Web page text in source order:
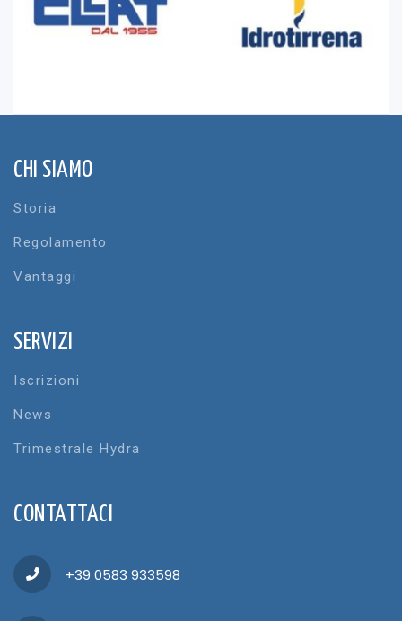
CHI SIAMO
Storia
Regolamento
Vantaggi
SERVIZI
Iscrizioni
News
Trimestrale Hydra
CONTATTACI
+39 0583 933598